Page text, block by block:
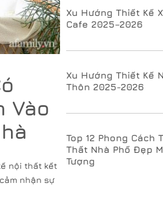
Vào
nội thất kết
nhận sự
Xu Hướng Thiết Kế
Cafe 2025–2026
Xu Hướng Thiết Kế
Thôn 2025-2026
Top 12 Phong Cách
Thất Nhà Phố Đẹp
Tượng